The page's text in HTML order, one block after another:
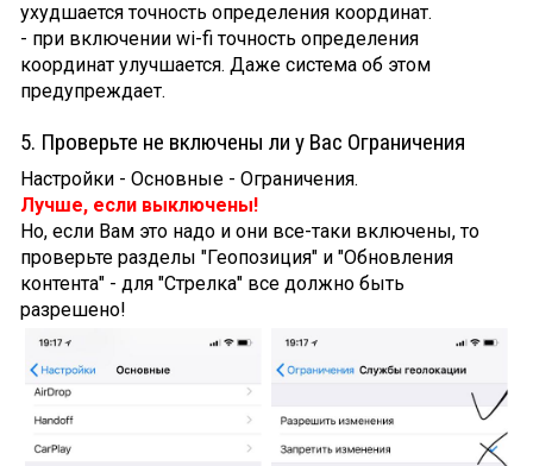
ухудшается точность определения координат.
- при включении wi-fi точность определения
координат улучшается. Даже система об этом
предупреждает.
5. Проверьте не включены ли у Вас Ограничения
Настройки - Основные - Ограничения.
Лучше, если выключены!
Но, если Вам это надо и они все-таки включены, то
проверьте разделы "Геопозиция" и "Обновления
контента" - для "Стрелка" все должно быть
разрешено!